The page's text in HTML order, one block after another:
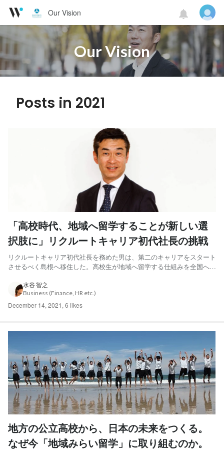
Our Vision
Our Vision
Posts in 2021
「高校時代、地域へ留学することが新しい選
択肢に」リクルートキャリア初代社長の挑戦
リクルートキャリア初代社長を務めた男は、第二のキャリアをスタート
させるべく島根へ移住した。高校生が地域へ留学する仕組みを全国へ広
飛び込むことを決めたのか。 「若者を都会と大企業が吸い込んでいく
流れをなんとかしたいと思いながらも、民間企業の経営者として...
水谷 智之
Business (Finance, HR etc.)
December 14, 2021 , 6 likes
地方の公立高校から、日本の未来をつくる。
なぜ今「地域みらい留学」に取り組むのか。